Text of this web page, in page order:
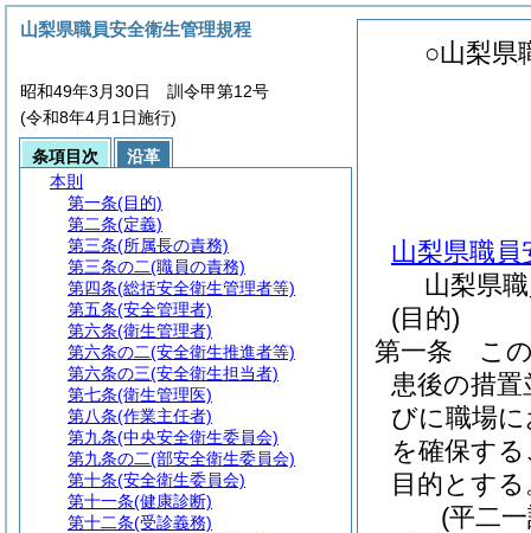
○山梨県
山梨県職員
山梨県
(目的)
第一条
こ
患後の措
びに職場
を確保す
目的とする
(平二
山梨県職員安全衛生管理規程
昭和49年3月30日 訓令甲第12号
(令和8年4月1日施行)
条項目次
沿革
本則
第一条(目的)
第二条(定義)
第三条(所属長の責務)
第三条の二(職員の責務)
第四条(総括安全衛生管理者等)
第五条(安全管理者)
第六条(衛生管理者)
第六条の二(安全衛生推進者等)
第六条の三(安全衛生担当者)
第七条(衛生管理医)
第八条(作業主任者)
第九条(中央安全衛生委員会)
第九条の二(部安全衛生委員会)
第十条(安全衛生委員会)
第十一条(健康診断)
第十二条(受診義務)